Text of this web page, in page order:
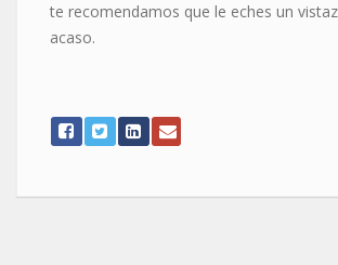
te recomendamos que le eches un
acaso.